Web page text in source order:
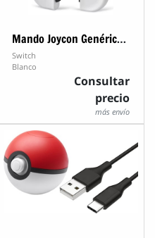
Mando Joycon Genérico (Izq+Der)
Switch
Blanco
Consultar
precio
más envío